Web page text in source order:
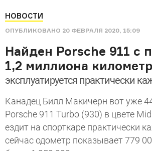
НОВОСТИ
ОПУБЛИКОВАНО 20 ФЕВРАЛЯ 2020, 15:09
Найден Porsche 911 с
1,2 миллиона
эксплуатируется практически
Канадец Билл Макичерн вот уже
Porsche 911 Turbo (930) в цвете
ездит на спорткаре практически
сейчас одометр показывает 779